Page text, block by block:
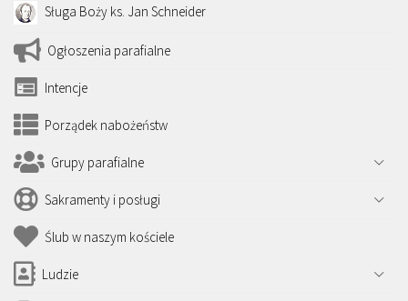
Sługa Boży ks. Jan Schneider
Ogłoszenia parafialne
Intencje
Porządek nabożeństw
Grupy parafialne
Sakramenty i posługi
Ślub w naszym kościele
Ludzie